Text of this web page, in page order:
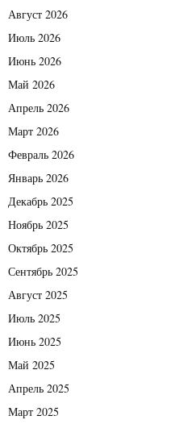
Август 2026
Июль 2026
Июнь 2026
Май 2026
Апрель 2026
Март 2026
Февраль 2026
Январь 2026
Декабрь 2025
Ноябрь 2025
Октябрь 2025
Сентябрь 2025
Август 2025
Июль 2025
Июнь 2025
Май 2025
Апрель 2025
Март 2025